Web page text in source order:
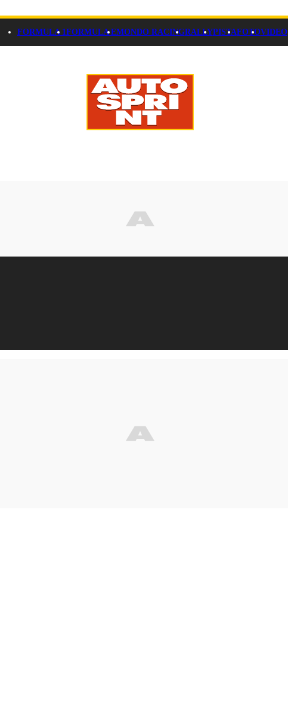
FORMULA 1FORMULA EMONDO RACINGRALLYPISTAFOTOVIDEO